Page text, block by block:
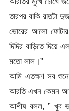
তারপর বাকি রাতটা
ভোরের আলো ফোটার
দিদির বাড়িতে
মতো লাল।”
আমি এতক্ষণ সব শুনে
আরতি এখন কেমন
আশীষ বলল, ” খুব